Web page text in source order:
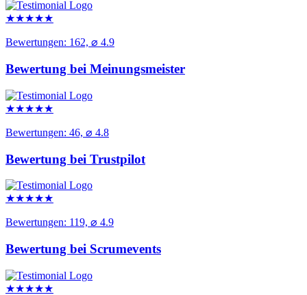
★★★★★
Bewertungen: 162, ⌀ 4.9
Bewertung bei Meinungsmeister
★★★★★
Bewertungen: 46, ⌀ 4.8
Bewertung bei Trustpilot
★★★★★
Bewertungen: 119, ⌀ 4.9
Bewertung bei Scrumevents
★★★★★